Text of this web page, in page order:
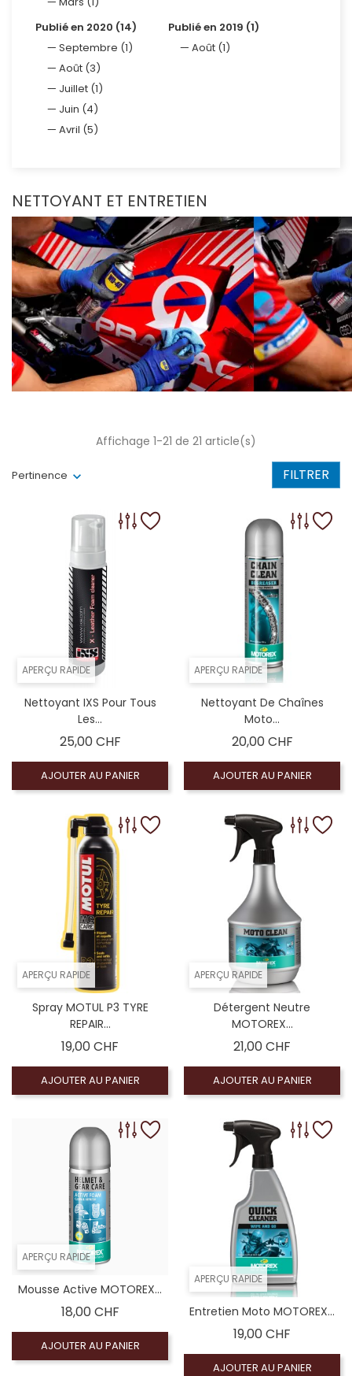
Publié en 2020 (14)
Septembre (1)
Août (3)
Juillet (1)
Juin (4)
Avril (5)
Publié en 2019 (1)
Août (1)
NETTOYANT ET ENTRETIEN
Pertinence FILTRER
Affichage 1-21 de 21 article(s)
APERÇU RAPIDE
Nettoyant IXS Pour Tous
Les...
25,00 CHFPrix
AJOUTER AU PANIER
APERÇU RAPIDE
Nettoyant De Chaînes
Moto...
20,00 CHFPrix
AJOUTER AU PANIER
APERÇU RAPIDE
Spray MOTUL P3 TYRE
REPAIR...
19,00 CHF
AJOUTER AU PANIER
APERÇU RAPIDE
Détergent Neutre
MOTOREX...
21,00 CHF
AJOUTER AU PANIER
APERÇU RAPIDE
Mousse Active MOTOREX...
18,00 CHFPrix
AJOUTER AU PANIER
APERÇU RAPIDE
Entretien Moto MOTOREX...
19,00 CHF
AJOUTER AU PANIER